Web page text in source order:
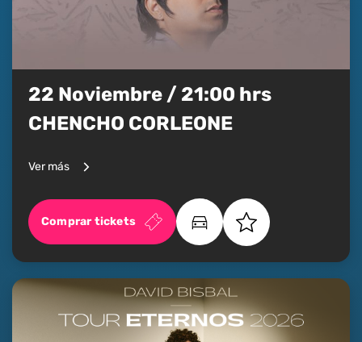
22 Noviembre / 21:00 hrs
CHENCHO CORLEONE
Ver más
Comprar tickets